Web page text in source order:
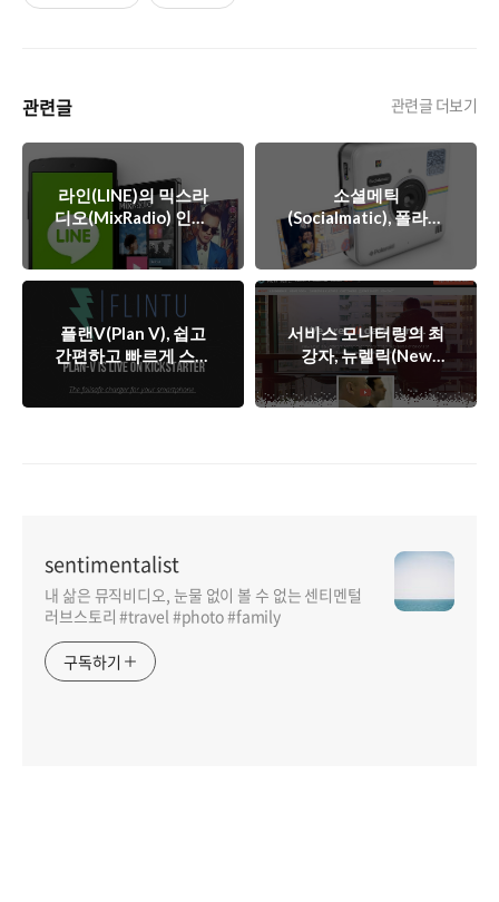
관련글 관련글 더보기
라인(LINE)의 믹스라
디오(MixRadio) 인수,
모바일 대세는 음악과
엔터테인먼트!
소셜메틱
(Socialmatic), 폴라로
이드와 인스타그램이
만난다면?
플랜V(Plan V), 쉽고
간편하고 빠르게 스마
트폰을 충전해보자!
서비스 모니터링의 최
강자, 뉴렐릭(New
Relic) 뉴욕 증시 상
장!
sentimentalist
내 삶은 뮤직비디오, 눈물 없이 볼 수 없는 센티멘털
러브스토리 #travel #photo #family
구독하기